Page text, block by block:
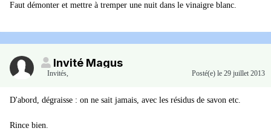
Faut démonter et mettre à tremper une nuit dans le vinaigre blanc.
Invité Magus
Invités, Posté(e) le 29 juillet 2013
D'abord, dégraisse : on ne sait jamais, avec les résidus de savon etc.
Rince bien.